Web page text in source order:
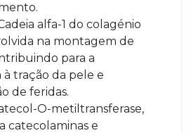
alfa-1 do colagénio
na montagem de
para a
à tração da pele e
de feridas.
O-metiltransferase,
catecolaminas e